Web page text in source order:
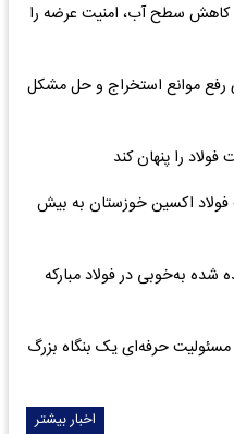
کاهش سطح آب، امنیت عرضه را
رفع موانع استخراج و حل مشکل
را پنهان کند
اکسین خوزستان به بیش
شده به‌خوبی در فولاد مبارکه
حرفه‌ای یک بنگاه بزرگ
اخبار بیشتر